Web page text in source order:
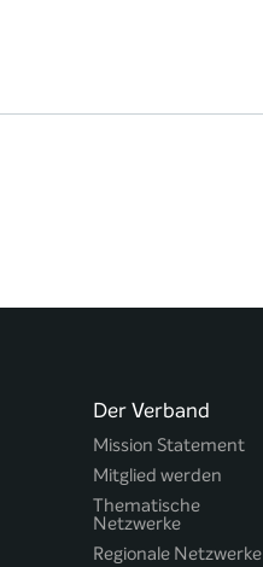
Der Verband
Mission Statement
Mitglied werden
Thematische
Netzwerke
Regionale Netzwerke